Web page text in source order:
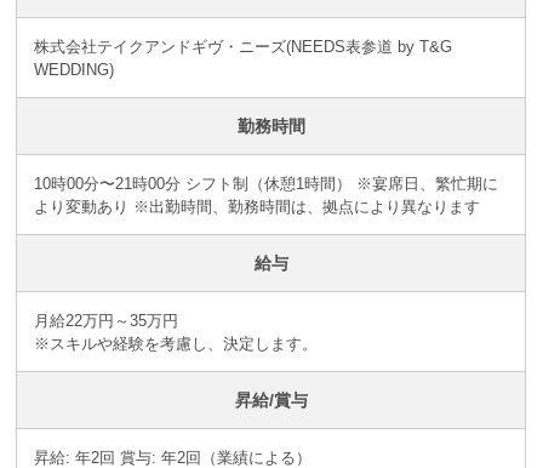
株式会社テイクアンドギヴ・ニーズ(NEEDS表参道 by T&G
WEDDING)
勤務時間
10時00分〜21時00分 シフト制（休憩1時間） ※宴席日、繁忙期に
より変動あり ※出勤時間、勤務時間は、拠点により異なります
給与
月給22万円～35万円
※スキルや経験を考慮し、決定します。
昇給/賞与
昇給: 年2回 賞与: 年2回（業績による）